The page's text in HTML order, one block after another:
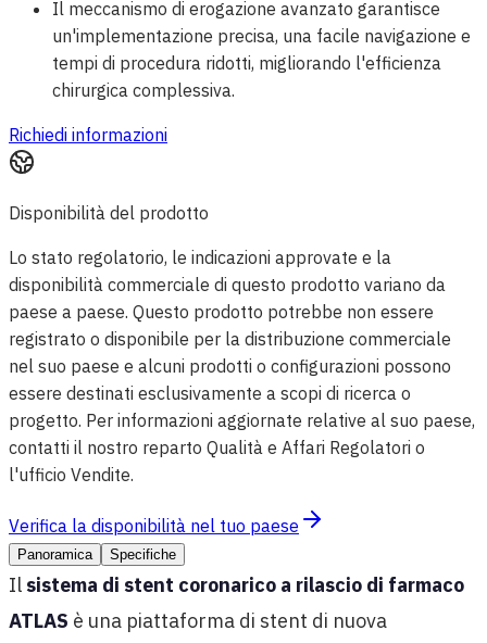
Il meccanismo di erogazione avanzato garantisce
un'implementazione precisa, una facile navigazione e
tempi di procedura ridotti, migliorando l'efficienza
chirurgica complessiva.
Richiedi informazioni
Disponibilità del prodotto
Lo stato regolatorio, le indicazioni approvate e la
disponibilità commerciale di questo prodotto variano da
paese a paese. Questo prodotto potrebbe non essere
registrato o disponibile per la distribuzione commerciale
nel suo paese e alcuni prodotti o configurazioni possono
essere destinati esclusivamente a scopi di ricerca o
progetto. Per informazioni aggiornate relative al suo paese,
contatti il nostro reparto Qualità e Affari Regolatori o
l'ufficio Vendite.
Verifica la disponibilità nel tuo paese
Panoramica Specifiche
Il sistema di stent coronarico a rilascio di farmaco
ATLAS è una piattaforma di stent di nuova